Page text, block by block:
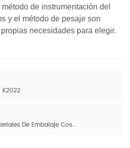
de instrumentación del
y el método de pesaje son
necesidades para elegir.
K2022
Programa De Prueba De Materiales De Embalaje Cosmético